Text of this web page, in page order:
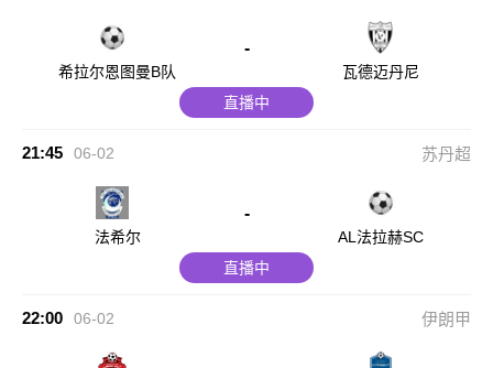
希拉尔恩图曼B队
-
瓦德迈丹尼
直播中
21:45 06-02 苏丹超
法希尔
-
AL法拉赫SC
直播中
22:00 06-02 伊朗甲